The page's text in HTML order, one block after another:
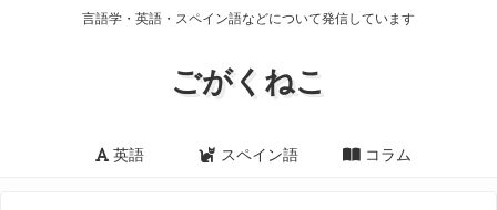
言語学・英語・スペイン語などについて発信しています
ごがくねこ
英語 スペイン語 コラム